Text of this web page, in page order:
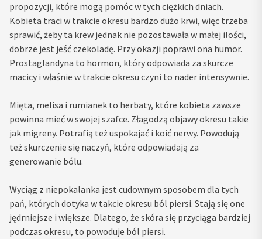
propozycji, które mogą pomóc w tych ciężkich dniach.
Kobieta traci w trakcie okresu bardzo dużo krwi, więc trzeba
sprawić, żeby ta krew jednak nie pozostawała w małej ilości,
dobrze jest jeść czekoladę. Przy okazji poprawi ona humor.
Prostaglandyna to hormon, który odpowiada za skurcze
macicy i właśnie w trakcie okresu czyni to nader intensywnie.
Mięta, melisa i rumianek to herbaty, które kobieta zawsze
powinna mieć w swojej szafce. Złagodzą objawy okresu takie
jak migreny. Potrafią też uspokajać i koić nerwy. Powodują
też skurczenie się naczyń, które odpowiadają za
generowanie bólu.
Wyciąg z niepokalanka jest cudownym sposobem dla tych
pań, których dotyka w takcie okresu ból piersi. Stają się one
jędrniejsze i większe. Dlatego, że skóra się przyciąga bardziej
podczas okresu, to powoduje ból piersi.